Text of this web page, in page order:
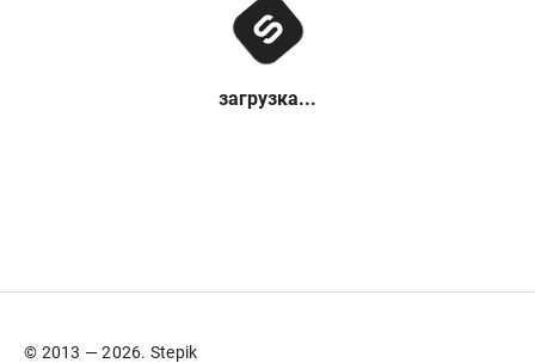
загрузка...
© 2013 — 2026. Stepik